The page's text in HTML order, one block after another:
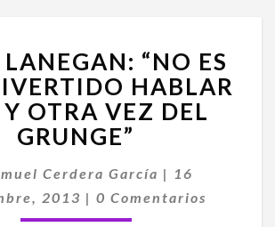
LANEGAN:
“NO
ES
MUY
DIVERTIDO
UNA
Y
OTRA
“NO ES
HABLAR
OTRA VEZ DEL
GRUNGE”
Cerdera García | 16
2013 | Comentarios
0 Comentarios